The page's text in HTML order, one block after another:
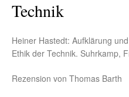
Technik
Heiner Hastedt: Aufklärung
Ethik der Technik. Suhrkamp,
Rezension von Thomas Barth